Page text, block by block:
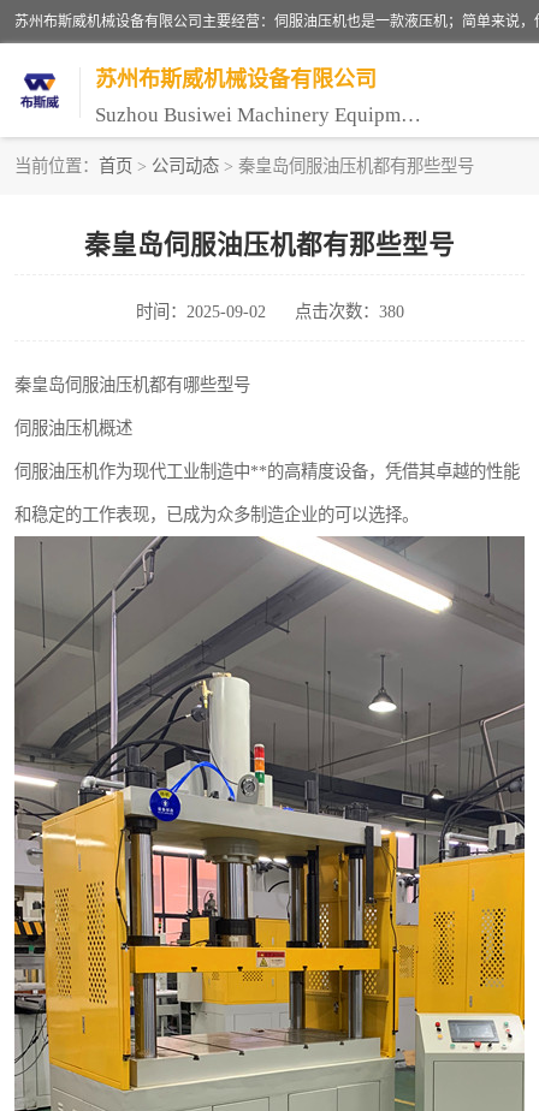
苏州布斯威机械设备有限公司
Suzhou Busiwei Machinery Equipment Co., Ltd.
当前位置： 首页 > 公司动态 > 秦皇岛伺服油压机都有那些型号
秦皇岛伺服油压机都有那些型号
时间：2025-09-02 点击次数：380
秦皇岛伺服油压机都有哪些型号
伺服油压机概述
伺服油压机作为现代工业制造中**的高精度设备，凭借其卓越的性能
和稳定的工作表现，已成为众多制造企业的可以选择。
气压机-气动压床
伺服压力机